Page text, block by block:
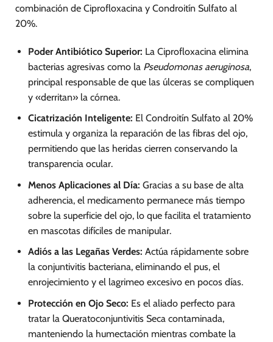
combinación de Ciprofloxacina y Condroitín Sulfato al
20%.
Poder Antibiótico Superior: La Ciprofloxacina elimina
bacterias agresivas como la Pseudomonas aeruginosa,
principal responsable de que las úlceras se compliquen
y «derritan» la córnea.
Cicatrización Inteligente: El Condroitín Sulfato al 20%
estimula y organiza la reparación de las fibras del ojo,
permitiendo que las heridas cierren conservando la
transparencia ocular.
Menos Aplicaciones al Día: Gracias a su base de alta
adherencia, el medicamento permanece más tiempo
sobre la superficie del ojo, lo que facilita el tratamiento
en mascotas difíciles de manipular.
Adiós a las Legañas Verdes: Actúa rápidamente sobre
la conjuntivitis bacteriana, eliminando el pus, el
enrojecimiento y el lagrimeo excesivo en pocos días.
Protección en Ojo Seco: Es el aliado perfecto para
tratar la Queratoconjuntivitis Seca contaminada,
manteniendo la humectación mientras combate la